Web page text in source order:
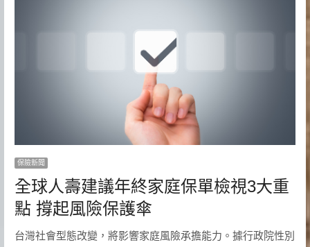
保險新聞
全球人壽建議年終家庭保單檢視3大重
點 撐起風險保護傘
台灣社會型態改變，將影響家庭風險承擔能力。據行政院性別